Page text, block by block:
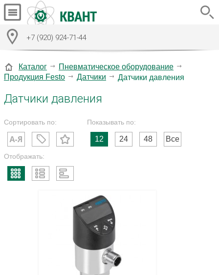
+7 (920) 924-71-44
Каталог
Пневматическое оборудование
Продукция Festo
Датчики Датчики давления
Датчики давления
Сортировать по: Показывать по:
12 24 48 Все
Отображать: